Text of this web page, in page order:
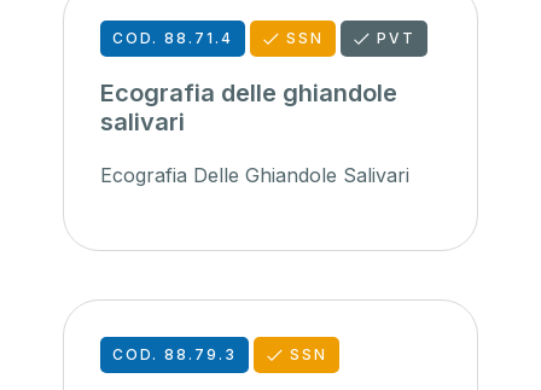
COD. 88.71.4 SSN PVT
Ecografia delle ghiandole
salivari
Ecografia Delle Ghiandole Salivari
COD. 88.79.3 SSN